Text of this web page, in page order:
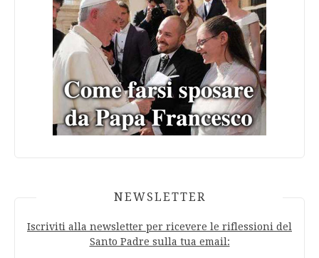
NEWSLETTER
Iscriviti alla newsletter per ricevere le riflessioni del
Santo Padre sulla tua email: